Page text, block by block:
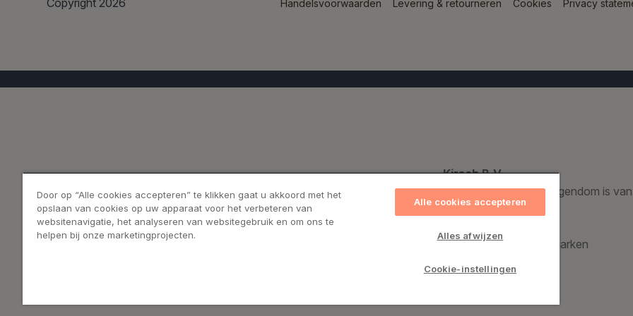
Copyright 2026 Handelsvoorwaarden Levering & retourneren Cookies Privacy
Kirsch B.V.
Een geregistreerd handelsmerk dat voor 100% eigendom is
Bronzevej 8, 8940 Randers SV, Denemarken
Door op “Alle cookies accepteren” te klikken gaat u akkoord met het
opslaan van cookies op uw apparaat voor het verbeteren van
websitenavigatie, het analyseren van websitegebruik en om ons te
helpen bij onze marketingprojecten.
Alle cookies accepteren
Alles afwijzen
Cookie-instellingen